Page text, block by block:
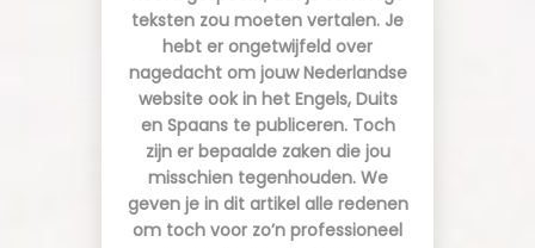
teksten zou moeten vertalen. Je
hebt er ongetwijfeld over
nagedacht om jouw Nederlandse
website ook in het Engels, Duits
en Spaans te publiceren. Toch
zijn er bepaalde zaken die jou
misschien tegenhouden. We
geven je in dit artikel alle redenen
om toch voor zo’n professioneel